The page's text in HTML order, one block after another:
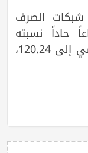
الصرف
حاداً نسبته
6.80% 2026؛ إذ ارتفع الرقم القياسي إلى 120.24،